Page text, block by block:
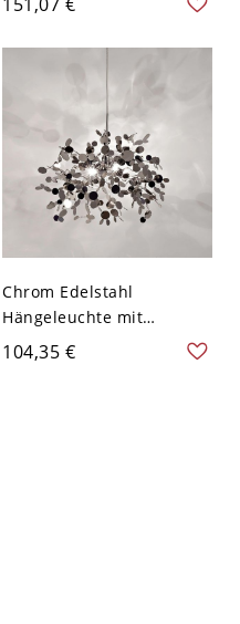
warmem Lichtfarbton,
LED-Licht,
Glaslampenschirm an
Kabel, 110V-120V, Chrom
Chrom Edelstahl
Hängeleuchte mit
verstellbarer Höhe, 110V-
120V
104,35 €